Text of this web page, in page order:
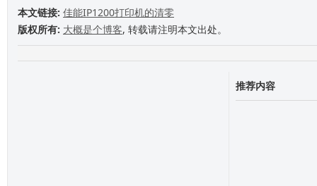
本文链接: 佳能IP1200打印机的清零
版权所有: 大概是个博客, 转载请注明本文出处。
推荐内容